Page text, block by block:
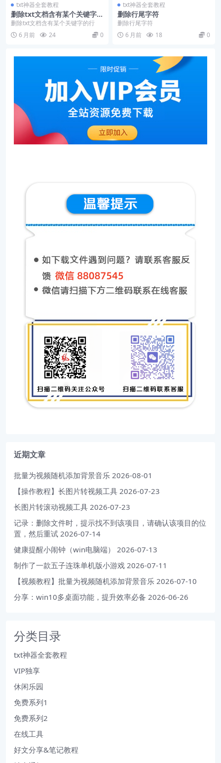
txt神器全套教程
删除txt文档含有某个关键字的
行
删除txt文档含有某个关键字的行
6 月前
24 0
txt神器全套教程
删除行尾字符
删除行尾字符
6 月前
18 0
近期文章
批量为视频随机添加背景音乐 2026-08-01
【操作教程】长图片转视频工具 2026-07-23
长图片转滚动视频工具 2026-07-23
记录：删除文件时，提示找不到该项目，请确认该项目的位
置，然后重试 2026-07-14
健康提醒小闹钟（win电脑端）
2026-07-13
制作了一款五子连珠单机版小游戏 2026-07-11
【视频教程】批量为视频随机添加背景音乐 2026-07-10
分享：win10多桌面功能，提升效率必备 2026-06-26
分类目录
txt神器全套教程
VIP独享
休闲乐园
免费系列1
免费系列2
在线工具
好文分享&笔记教程